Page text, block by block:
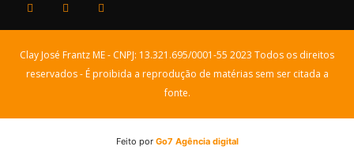
Clay José Frantz ME - CNPJ: 13.321.695/0001-55 2023 Todos os direitos
reservados - É proibida a reprodução de matérias sem ser citada a
fonte.
Feito porGo7 Agência digital